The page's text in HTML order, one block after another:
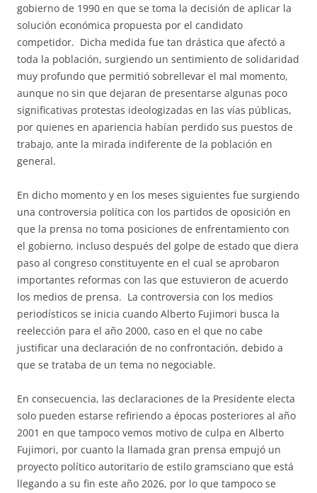
gobierno de 1990 en que se toma la decisión de aplicar la
solución económica propuesta por el candidato
competidor. Dicha medida fue tan drástica que afectó a
toda la población, surgiendo un sentimiento de solidaridad
muy profundo que permitió sobrellevar el mal momento,
aunque no sin que dejaran de presentarse algunas poco
significativas protestas ideologizadas en las vías públicas,
por quienes en apariencia habían perdido sus puestos de
trabajo, ante la mirada indiferente de la población en
general.
En dicho momento y en los meses siguientes fue surgiendo
una controversia política con los partidos de oposición en
que la prensa no toma posiciones de enfrentamiento con
el gobierno, incluso después del golpe de estado que diera
paso al congreso constituyente en el cual se aprobaron
importantes reformas con las que estuvieron de acuerdo
los medios de prensa. La controversia con los medios
periodísticos se inicia cuando Alberto Fujimori busca la
reelección para el año 2000, caso en el que no cabe
justificar una declaración de no confrontación, debido a
que se trataba de un tema no negociable.
En consecuencia, las declaraciones de la Presidente electa
solo pueden estarse refiriendo a épocas posteriores al año
2001 en que tampoco vemos motivo de culpa en Alberto
Fujimori, por cuanto la llamada gran prensa empujó un
proyecto político autoritario de estilo gramsciano que está
llegando a su fin este año 2026, por lo que tampoco se